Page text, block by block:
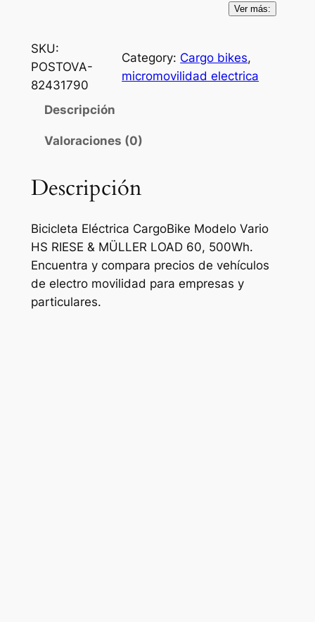
Ver más:
SKU:
POSTOVA-
82431790
Category: Cargo bikes
micromovilidad electrica
Descripción
Valoraciones (0)
Descripción
Bicicleta Eléctrica CargoBike Modelo Vario
HS RIESE & MÜLLER LOAD 60, 500Wh.
Encuentra y compara precios de vehículos
de electro movilidad para empresas y
particulares.